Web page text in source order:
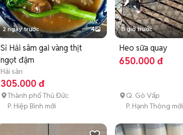
2 ngày trước 4
Sỉ Hải sâm gai vàng thịt
ngọt đậm
Hải sản
305.000 đ
Thành phố Thủ Đức
P. Hiệp Bình mới
11 giờ trước
Heo sữa quay
650.000 đ
Q. Gò Vấp
P. Hạnh Thông mới